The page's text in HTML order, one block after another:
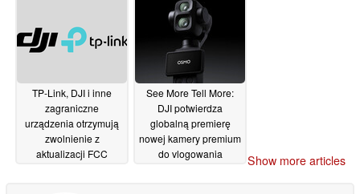
TP-Link, DJI i inne
zagraniczne
urządzenia otrzymują
zwolnienie z
aktualizacji FCC
See More Tell More:
DJI potwierdza
globalną premierę
nowej kamery premium
do vlogowania
Show more articles